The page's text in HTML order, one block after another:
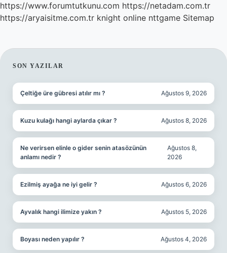
https://www.forumtutkunu.com https://netadam.com.tr
https://aryaisitme.com.tr knight online nttgame Sitemap
SIDEBAR
SON YAZILAR
Çeltiğe üre gübresi atılır mı ? Ağustos 9, 2026
Kuzu kulağı hangi aylarda çıkar ? Ağustos 8, 2026
Ne verirsen elinle o gider senin atasözünün
anlamı nedir ?
Ağustos 8,
2026
Ezilmiş ayağa ne iyi gelir ? Ağustos 6, 2026
Ayvalık hangi ilimize yakın ? Ağustos 5, 2026
Boyası neden yapılır ? Ağustos 4, 2026